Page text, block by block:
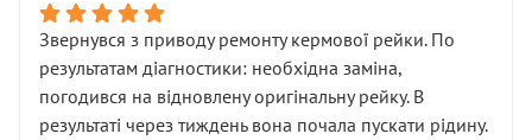
Звернувся з приводу ремонту кермової рейки. По
результатам діагностики: необхідна заміна,
погодився на відновлену оригінальну рейку. В
результаті через тиждень вона почала пускати рідину.